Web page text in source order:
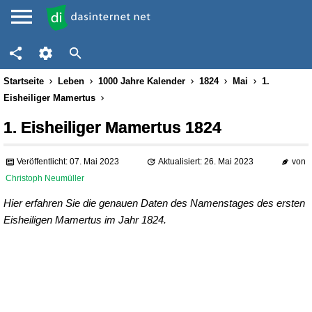
Startseite Leben 1000 Jahre Kalender 1824 Mai
1.
Eisheiliger Mamertus
1. Eisheiliger Mamertus 1824
Veröffentlicht: 07. Mai 2023 Aktualisiert: 26. Mai 2023
von
Christoph Neumüller
Hier erfahren Sie die genauen Daten des Namenstages des ersten
Eisheiligen Mamertus im Jahr 1824.